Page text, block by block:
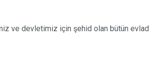
ve devletimiz için şehid olan bütün